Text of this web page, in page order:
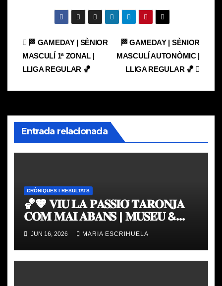
Navegación
de
entradas
🏁 GAMEDAY | SÈNIOR
MASCULÍ AUTONÒMIC |
LLIGA REGULAR 🏀
🏁 GAMEDAY | SÈNIOR
MASCULÍ 1ª ZONAL |
LLIGA REGULAR 🏀
Entrada relacionada
CRÒNIQUES I RESULTATS
🏀🧡 𝐕𝐈𝐔 𝐋𝐀 𝐏𝐀𝐒𝐒𝐈𝐎́ 𝐓𝐀𝐑𝐎𝐍𝐉𝐀
𝐂𝐎𝐌 𝐌𝐀𝐈 𝐀𝐁𝐀𝐍𝐒 | 𝐌𝐔𝐒𝐄𝐔 &
𝐓𝐎𝐔𝐑 𝐕𝐀𝐋𝐄𝐍𝐂𝐈𝐀 𝐁𝐀𝐒𝐊𝐄𝐓
JUN 16, 2026 MARIA ESCRIHUELA